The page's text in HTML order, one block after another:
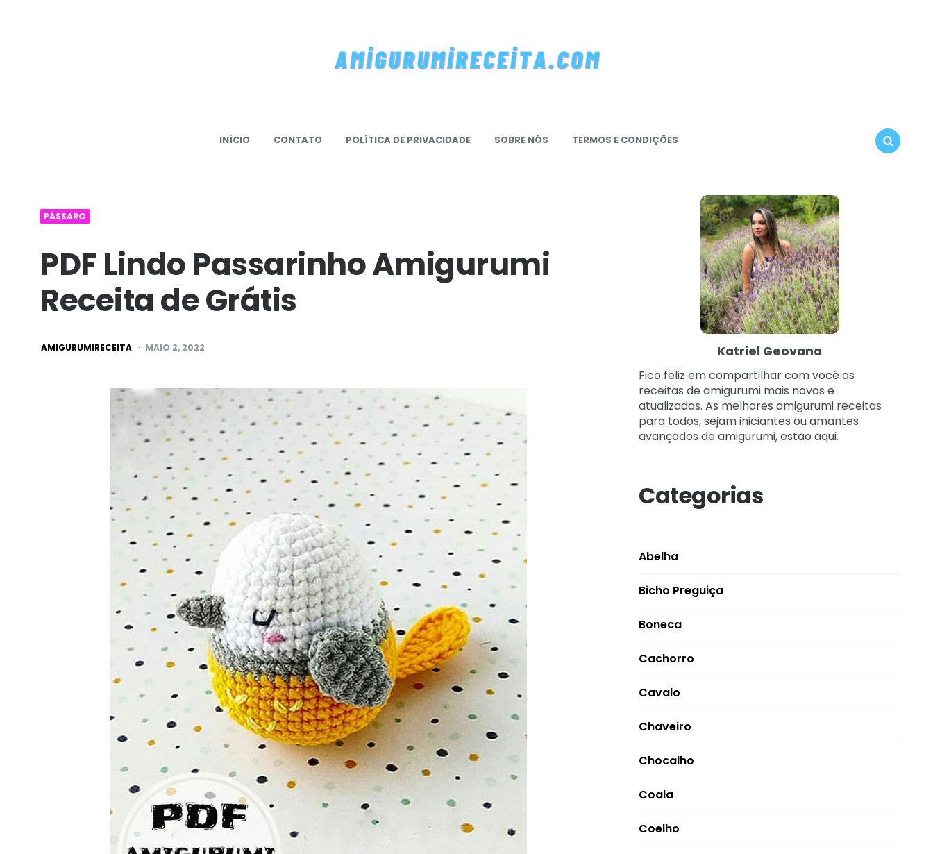
Amigurumi
grátis
INÍCIO CONTATO POLÍTICA DE PRIVACIDADE SOBRE NÓS
TERMOS E CONDIÇÕES
PÁSSARO
PDF Lindo Passarinho Amigurumi
Receita de Grátis
POSTED
BY
AMIGURUMIRECEITA MAIO 2, 2022 Katriel Geovana
Fico feliz em compartilhar com você as
receitas de amigurumi mais novas e
atualizadas. As melhores amigurumi receitas
para todos, sejam iniciantes ou amantes
avançados de amigurumi, estão aqui.
Categorias
Abelha
Bicho Preguiça
Boneca
Cachorro
Cavalo
Chaveiro
Chocalho
Coala
Coelho